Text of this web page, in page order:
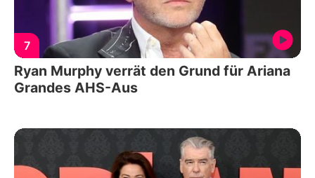
7
Ryan Murphy verrät den Grund für Ariana
Grandes AHS-Aus